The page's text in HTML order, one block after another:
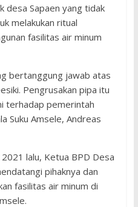
desa Sapaen yang tidak
melakukan ritual
fasilitas air minum
bertanggung jawab atas
Pengrusakan pipa itu
terhadap pemerintah
Suku Amsele, Andreas
lalu, Ketua BPD Desa
pihaknya dan
fasilitas air minum di